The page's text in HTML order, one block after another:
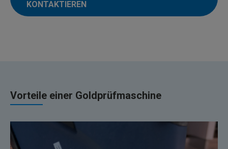
KONTAKTIEREN
Vorteile einer Goldprüfmaschine